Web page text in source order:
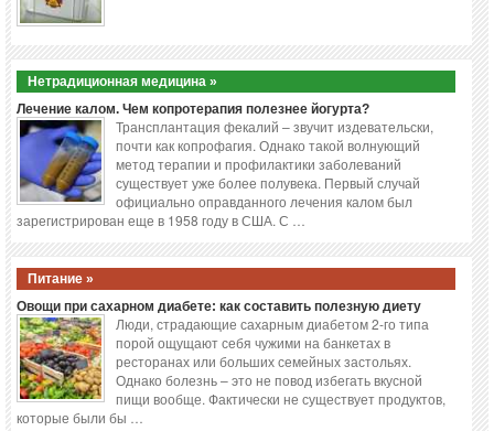
Нетрадиционная медицина »
Лечение калом. Чем копротерапия полезнее йогурта?
Трансплантация фекалий – звучит издевательски,
почти как копрофагия. Однако такой волнующий
метод терапии и профилактики заболеваний
существует уже более полувека. Первый случай
официально оправданного лечения калом был
зарегистрирован еще в 1958 году в США. С …
Питание »
Овощи при сахарном диабете: как составить полезную диету
Люди, страдающие сахарным диабетом 2-го типа
порой ощущают себя чужими на банкетах в
ресторанах или больших семейных застольях.
Однако болезнь – это не повод избегать вкусной
пищи вообще. Фактически не существует продуктов,
которые были бы …